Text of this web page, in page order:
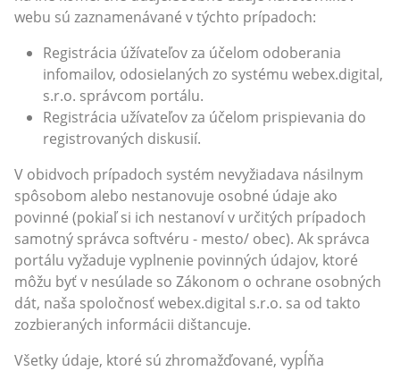
webu sú zaznamenávané v týchto prípadoch:
Registrácia úžívateľov za účelom odoberania
infomailov, odosielaných zo systému webex.digital,
s.r.o. správcom portálu.
Registrácia užívateľov za účelom prispievania do
registrovaných diskusií.
V obidvoch prípadoch systém nevyžiadava násilnym
spôsobom alebo nestanovuje osobné údaje ako
povinné (pokiaľ si ich nestanoví v určitých prípadoch
samotný správca softvéru - mesto/ obec). Ak správca
portálu vyžaduje vyplnenie povinných údajov, ktoré
môžu byť v nesúlade so Zákonom o ochrane osobných
dát, naša spoločnosť webex.digital s.r.o. sa od takto
zozbieraných informácii dištancuje.
Všetky údaje, ktoré sú zhromažďované, vypĺňa